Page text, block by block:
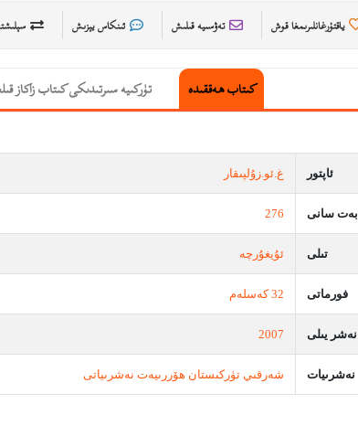
ياقتۇرغانلىرىمغا قوش تەۋسىيە قىلىش ئىنكاس يېزىش
كىتاب ھەققىدە تۈركىيە سىرتىدىكى كىتاب زاكاز
ئاپتور غ.ئو.زۇلپىقار
بەت سانى 276
تىلى ئۇيغۇرچە
فورماتى 32 كەسلەم
نەشر يىلى 2007
نەشرىيات شەرقىي تۈركىستان ھۆررىيەت نەشرىياتى